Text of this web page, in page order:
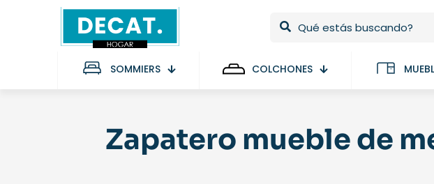
SOMMIERS COLCHONES
Zapatero mueble de